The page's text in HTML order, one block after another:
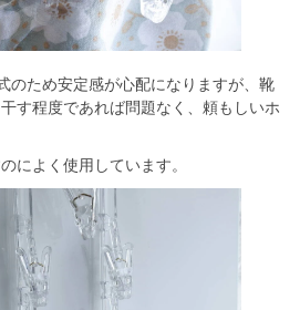
のため安定感が心配になりますが、靴
す程度であれば問題なく、頼もしいホ
によく使用しています。